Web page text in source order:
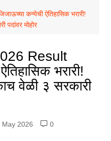
कन्येची ऐतिहासिक भरारी!
पदांवर मोहोर
Result
भरारी!
वेळी ३ सरकारी
May 2026
0